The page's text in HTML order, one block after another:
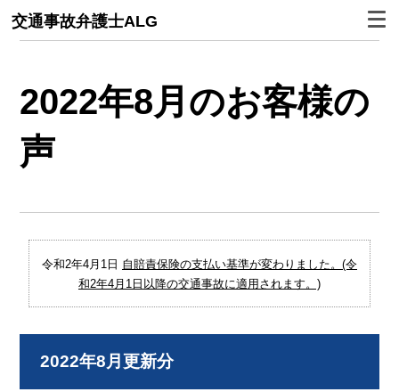
交通事故弁護士ALG
2022年8月のお客様の
声
令和2年4月1日 自賠責保険の支払い基準が変わりました。(令
和2年4月1日以降の交通事故に適用されます。)
2022年8月更新分